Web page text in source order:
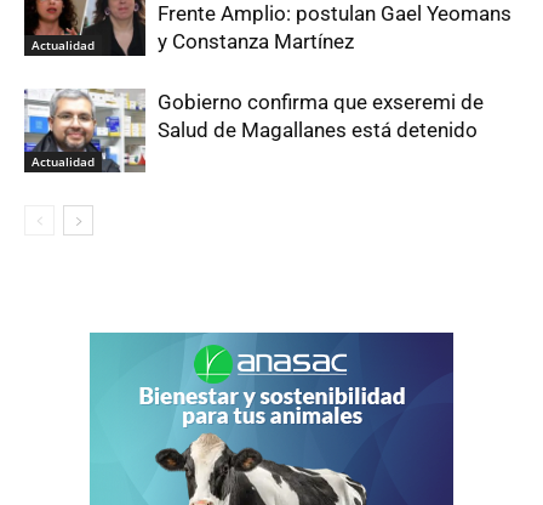
Actualidad
Frente Amplio: postulan Gael Yeomans
y Constanza Martínez
Actualidad
Gobierno confirma que exseremi de
Salud de Magallanes está detenido